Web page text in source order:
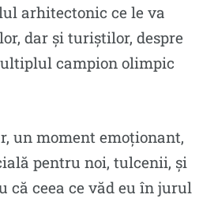
arhitectonic ce le va
dar și turiștilor, despre
campion olimpic
un moment emoționant,
pentru noi, tulcenii, și
că ceea ce văd eu în jurul